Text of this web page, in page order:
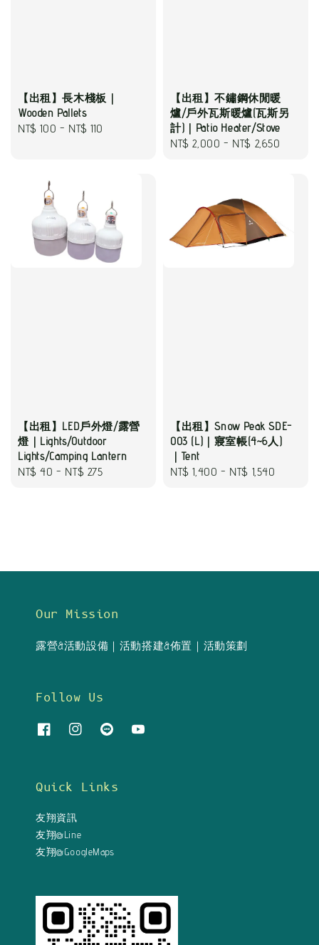
【出租】長木棧板｜
Wooden Pallets
Regular
NT$ 100 - NT$ 110
【出租】不鏽鋼休閒暖
爐/戶外瓦斯暖爐(瓦斯另
計)｜Patio Heater/Stove
Regular
NT$ 2,000 - NT$ 2,650
【出租】LED戶外燈/露營
燈｜Lights/Outdoor
Lights/Camping Lantern
Regular
NT$ 40 - NT$ 275
【出租】Snow Peak SDE-
003 (L)｜寢室帳(4~6人)
｜Tent
Regular
NT$ 1,400 - NT$ 1,540
Our Mission
露營&活動設備｜活動搭建&佈置｜活動策劃
Follow Us
Quick Links
友翔資訊
友翔@Line
友翔@GoogleMaps